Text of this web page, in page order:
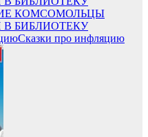
КОМСОМОЛЬЦЫ
БИБЛИОТЕКУ
Сказки про инфляцию